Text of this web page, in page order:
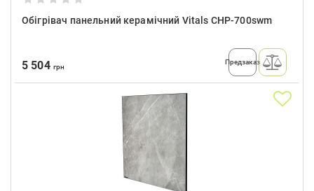
Обігрівач панельний керамічний Vitals CHP-700swm
5 504 грн
Предзаказ